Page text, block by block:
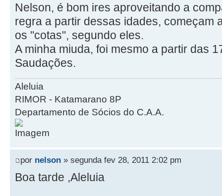
Nelson, é bom ires aproveitando a
regra a partir dessas idades, começam
os "cotas", segundo eles.
A minha miuda, foi mesmo a partir das
Saudações.
Aleluia
RIMOR - Katamarano 8P
Departamento de Sócios do C.A.A.
por nelson » segunda fev 28, 2011 2:02 pm
Boa tarde ,Aleluia